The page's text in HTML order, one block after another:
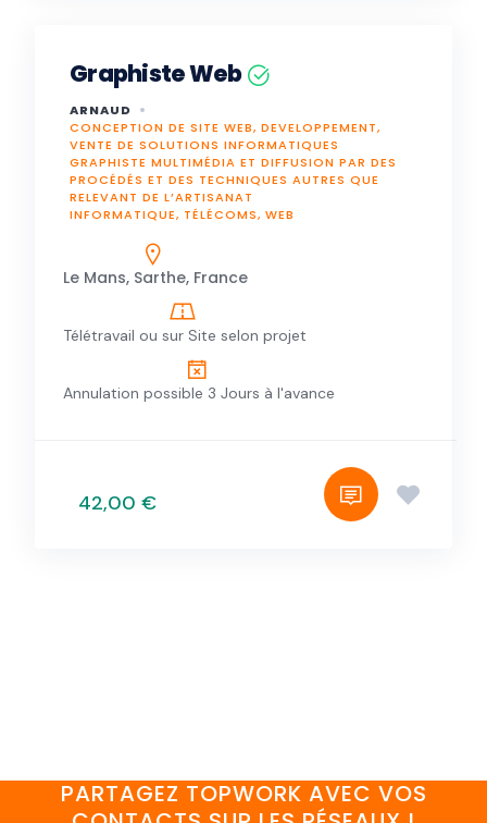
Graphiste Web
ARNAUD
CONCEPTION DE SITE WEB, DEVELOPPEMENT,
VENTE DE SOLUTIONS INFORMATIQUES
GRAPHISTE MULTIMÉDIA ET DIFFUSION PAR DES
PROCÉDÉS ET DES TECHNIQUES AUTRES QUE
RELEVANT DE L’ARTISANAT
INFORMATIQUE, TÉLÉCOMS, WEB
Le Mans, Sarthe, France
Télétravail ou sur Site selon projet
Annulation possible 3 Jours à l'avance
42,00 €
PARTAGEZ TOPWORK AVEC VOS